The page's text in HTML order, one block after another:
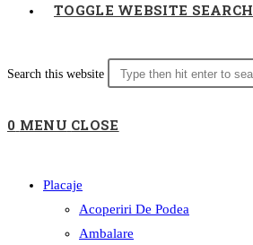
TOGGLE WEBSITE SEARCH
Search this website
0 MENU CLOSE
Placaje
Acoperiri De Podea
Ambalare